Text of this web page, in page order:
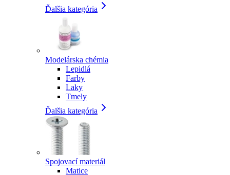
Ďalšia kategória
Modelárska chémia
Lepidlá
Farby
Laky
Tmely
Ďalšia kategória
Spojovací materiál
Matice